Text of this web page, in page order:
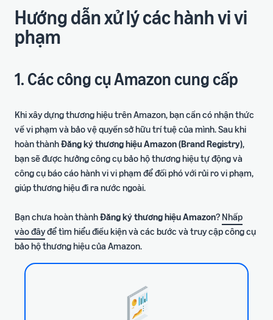
Hướng dẫn xử lý các hành vi vi
phạm
1. Các công cụ Amazon cung cấp
Khi xây dựng thương hiệu trên Amazon, bạn cần có nhận thức
về vi phạm và bảo vệ quyền sở hữu trí tuệ của mình. Sau khi
hoàn thànhĐăng ký thương hiệu Amazon (Brand Registry),
bạn sẽ được hưởng công cụ bảo hộ thương hiệu tự động và
công cụ báo cáo hành vi vi phạm để đối phó với rủi ro vi phạm,
giúp thương hiệu đi ra nước ngoài.
Bạn chưa hoàn thànhĐăng ký thương hiệu Amazon? Nhấp
vào đâyđể tìm hiểu điều kiện và các bước và truy cập công cụ
bảo hộ thương hiệu của Amazon.